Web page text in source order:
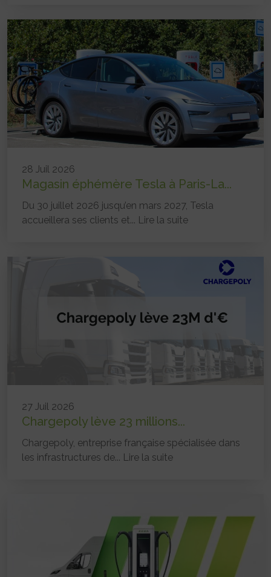
28 Juil 2026
Magasin éphémère Tesla à Paris-La...
Du 30 juillet 2026 jusqu’en mars 2027, Tesla
accueillera ses clients et... Lire la suite
27 Juil 2026
Chargepoly lève 23 millions...
Chargepoly, entreprise française spécialisée dans
les infrastructures de... Lire la suite